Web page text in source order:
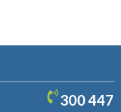
300 447